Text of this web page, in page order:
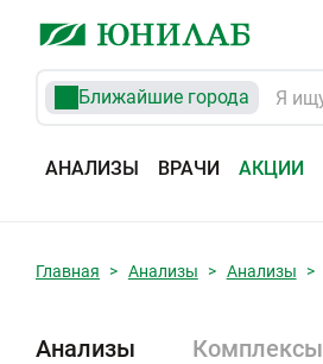
Ближайшие города
АНАЛИЗЫ ВРАЧИ АКЦИИ
Главная Анализы Анализы
Анализы Комплексы